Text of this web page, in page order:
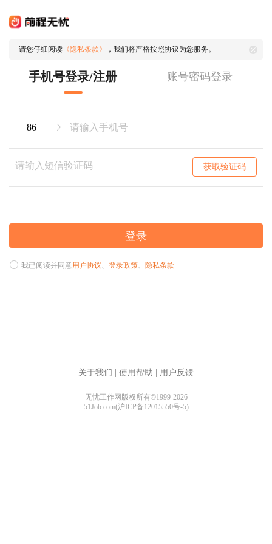
请您仔细阅读 《隐私条款》 ，我们将严格按照协议为您服务。
手机号登录/注册 账号密码登录
获取验证码
登录
我已阅读并同意用户协议、 登录政策、 隐私条款
关于我们 使用帮助 用户反馈
无忧工作网版权所有©1999-2026
51Job.com(沪ICP备12015550号-5)